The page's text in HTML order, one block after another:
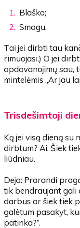
Blaško;
Smagu.
Tai jei dirbti tau
rimuojasi.) O jei
apdovanojimų sau,
mintelėmis „Ar jau
Trisdešimtoji
Ką jei visą dieną su
dirbtum? Ai. Šiek
liūdniau.
Deja: Prarandi
tik bendraujant gali
darbus ar šiek tiek
galėtum pasakyt,
patinka?”.